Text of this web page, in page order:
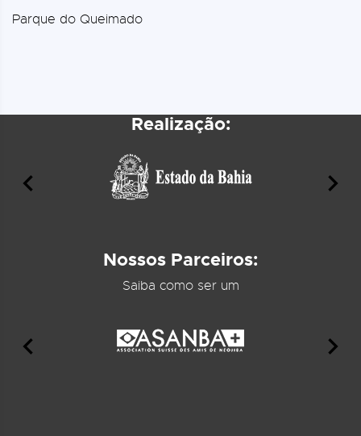
Parque do Queimado
Realização:
Nossos Parceiros:
Saiba como ser um